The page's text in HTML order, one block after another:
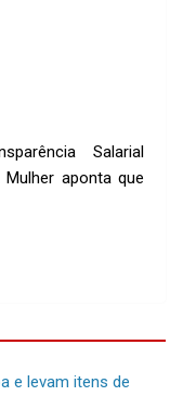
Salarial
aponta que
e levam itens de